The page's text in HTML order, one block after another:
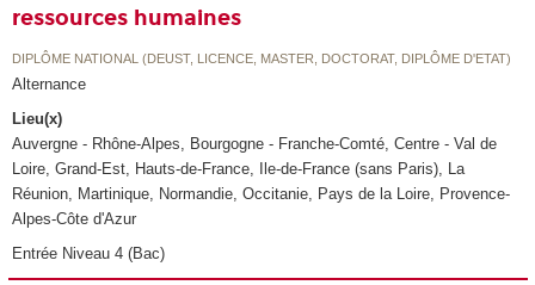
ressources humaines
DIPLÔME NATIONAL (DEUST, LICENCE, MASTER, DOCTORAT, DIPLÔME D'ETAT)
Alternance
Lieu(x)
Auvergne - Rhône-Alpes, Bourgogne - Franche-Comté, Centre - Val de
Loire, Grand-Est, Hauts-de-France, Ile-de-France (sans Paris), La
Réunion, Martinique, Normandie, Occitanie, Pays de la Loire, Provence-
Alpes-Côte d'Azur
Entrée Niveau 4 (Bac)